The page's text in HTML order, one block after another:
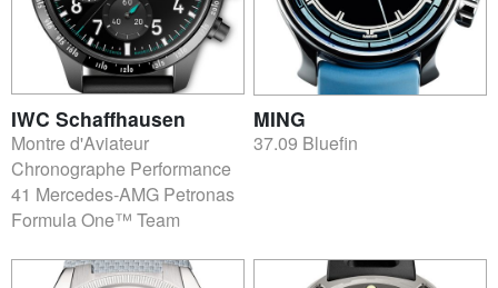
IWC Schaffhausen
Montre d'Aviateur
Chronographe Performance
41 Mercedes-AMG Petronas
Formula One™ Team
MING
37.09 Bluefin